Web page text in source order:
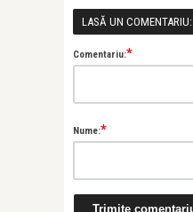
LASĂ UN COMENTARIU:
Comentariu:*
Nume:*